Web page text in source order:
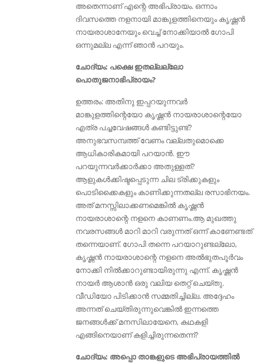
അതെന്നാണ്‌ എന്റെ അഭിപ്രായം. ഒന്നാം
ദിവസത്തെ നളനായി മാങ്കുളത്തിനെയും കൃഷ്ണന്‍
നായരാശാനേയും വെച്ച് നോക്കിയാല്‍ ഗോപി
ഒന്നുമല്ല എന്ന് ഞാന്‍ പറയും.
ചോദ്യം: പക്ഷെ ഇതല്ലല്ലോ
പൊതുജനാഭിപ്രായം?
ഉത്തരം: അതിനു ഇപ്പറയുന്നവർ
മാങ്കുളത്തിന്റെയോ കൃഷ്ണൻ നായരാശാന്റെയോ
എത്ര പച്ചവേഷങ്ങൾ കണ്ടിട്ടുണ്ട്?
അനുഭവസമ്പത്ത് വേണം വല്ലതുമൊക്കെ
ആധികാരികമായി പറയാൻ. ഈ
പറയുന്നവര്‍ക്കാര്‍ക്കാ അതുള്ളത്‌?
ആളുകൾക്കിഷ്ടപ്പെടുന്ന ചില ട്രിക്കുകളും
പൊടിക്കൈകളും കാണിക്കുന്നതല്ല രസാഭിനയം.
അത് മനസ്സിലാക്കണമെങ്കിൽ കൃഷ്ണൻ
നായരാശാന്റെ നളനെ കാണണം.ആ മുഖത്തു
നവരസങ്ങൾ മാറി മാറി വരുന്നത് ഒന്ന് കാണേണ്ടത്
തന്നെയാണ്. ഗോപി തന്നെ പറയാറുണ്ടല്ലോ,
കൃഷ്ണൻ നായരാശാന്റെ നളനെ അൽഭുതപൂർവം
നോക്കി നിൽക്കാറുണ്ടായിരുന്നു എന്ന്. കൃഷ്ണന്‍
നായര്‍ ആശാന്‍ ഒരു വലിയ തെറ്റ് ചെയ്തു.
വീഡിയോ പിടിക്കാന്‍ സമ്മതിച്ചില്ല. അദ്ദേഹം
അന്നത് ചെയ്തിരുന്നുവെങ്കില്‍ ഇന്നത്തെ
ജനങ്ങള്‍ക്ക്‌ മനസിലായേനെ, കഥകളി
എങ്ങിനെയാണ് കളിച്ചിരുന്നതെന്ന്?
ചോദ്യം: അപ്പൊ താങ്കളുടെ അഭിപ്രായത്തിൽ